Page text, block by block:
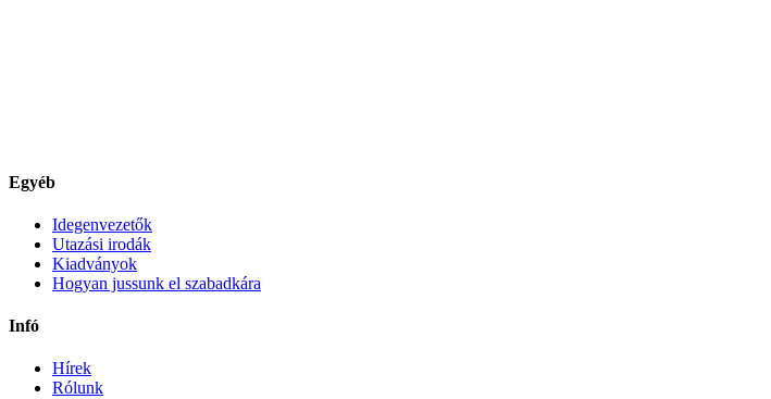
Egyéb
Idegenvezetők
Utazási irodák
Kiadványok
Hogyan jussunk el szabadkára
Infó
Hírek
Rólunk